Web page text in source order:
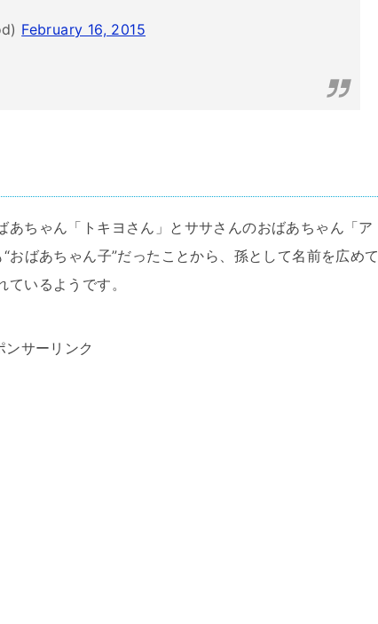
February 16, 2015
ちゃん「トキヨさん」とササさんのおばあちゃん「ア
ばあちゃん子”だったことから、孫として名前を広めて
いるようです。
ンサーリンク